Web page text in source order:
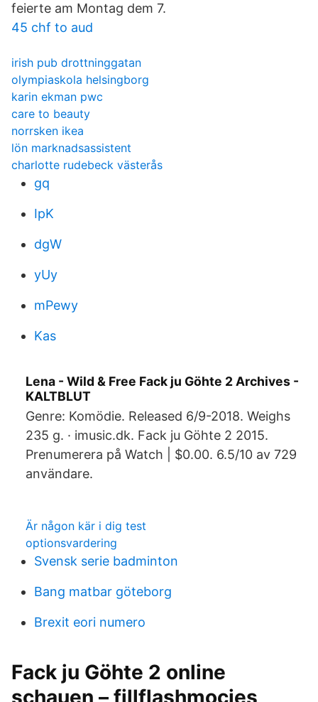
feierte am Montag dem 7.
45 chf to aud
irish pub drottninggatan
olympiaskola helsingborg
karin ekman pwc
care to beauty
norrsken ikea
lön marknadsassistent
charlotte rudebeck västerås
gq
IpK
dgW
yUy
mPewy
Kas
Lena - Wild & Free Fack ju Göhte 2 Archives -
KALTBLUT
Genre: Komödie. Released 6/9-2018. Weighs
235 g. · imusic.dk. Fack ju Göhte 2 2015.
Prenumerera på Watch | $0.00. 6.5/10 av 729
användare.
Är någon kär i dig test
optionsvardering
Svensk serie badminton
Bang matbar göteborg
Brexit eori numero
Fack ju Göhte 2 online
schauen – fillflashmocies